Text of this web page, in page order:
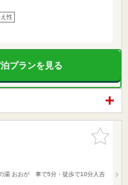
性
プランを見る
お気に入
りに追加
湯 おおが 車で5分・徒歩で10分人吉